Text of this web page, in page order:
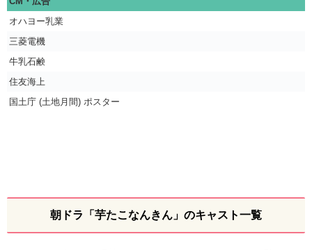
オハヨー乳業
三菱電機
牛乳石鹸
住友海上
国土庁 (土地月間) ポスター
朝ドラ「芋たこなんきん」のキャスト一覧